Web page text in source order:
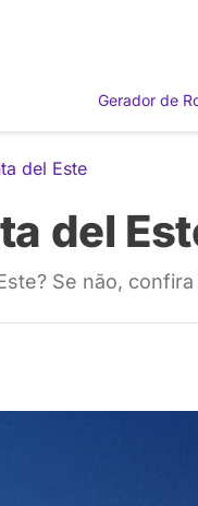
Gerador de
del Este
del
Se não,